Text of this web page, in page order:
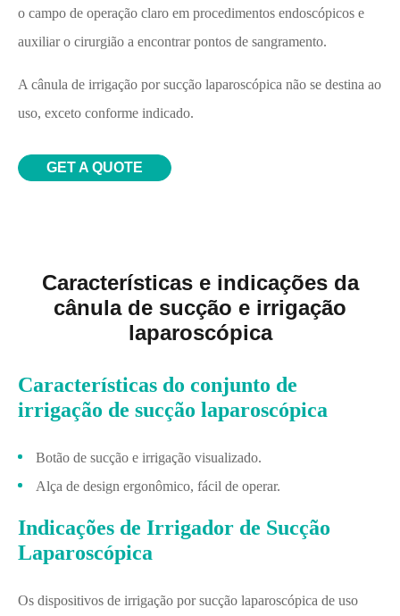
o campo de operação claro em procedimentos endoscópicos e
auxiliar o cirurgião a encontrar pontos de sangramento.
A cânula de irrigação por sucção laparoscópica não se destina ao
uso, exceto conforme indicado.
GET A QUOTE
Características e indicações da
cânula de sucção e irrigação
laparoscópica
Características do conjunto de
irrigação de sucção laparoscópica
Botão de sucção e irrigação visualizado.
Alça de design ergonômico, fácil de operar.
Indicações de Irrigador de Sucção
Laparoscópica
Os dispositivos de irrigação por sucção laparoscópica de uso